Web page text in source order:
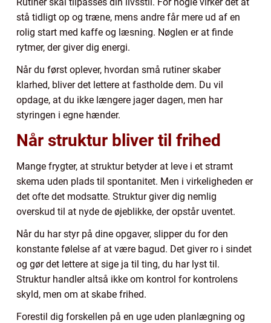
stå tidligt op og træne, mens andre får mere ud af en
rolig start med kaffe og læsning. Nøglen er at finde
rytmer, der giver dig energi.
Når du først oplever, hvordan små rutiner skaber
klarhed, bliver det lettere at fastholde dem. Du vil
opdage, at du ikke længere jager dagen, men har
styringen i egne hænder.
Når struktur bliver til frihed
Mange frygter, at struktur betyder at leve i et stramt
skema uden plads til spontanitet. Men i virkeligheden er
det ofte det modsatte. Struktur giver dig nemlig
overskud til at nyde de øjeblikke, der opstår uventet.
Når du har styr på dine opgaver, slipper du for den
konstante følelse af at være bagud. Det giver ro i sindet
og gør det lettere at sige ja til ting, du har lyst til.
Struktur handler altså ikke om kontrol for kontrolens
skyld, men om at skabe frihed.
Forestil dig forskellen på en uge uden planlægning og